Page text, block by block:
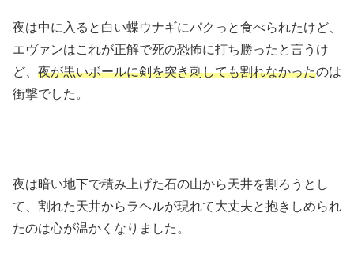
夜は中に入ると白い蝶ウナギにパクっと食べられたけど、
エヴァンはこれが正解で死の恐怖に打ち勝ったと言うけ
ど、 夜が黒いボールに剣を突き刺しても割れなかったのは
衝撃でした。
夜は暗い地下で積み上げた石の山から天井を割ろうとし
て、割れた天井からラヘルが現れて大丈夫と抱きしめられ
たのは心が温かくなりました。